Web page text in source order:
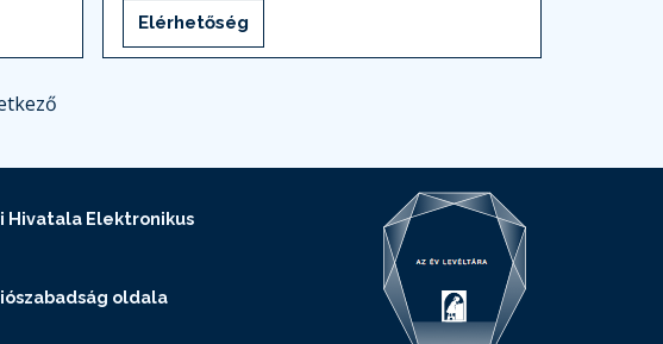
Elérhetőség
Hivatala Elektronikus
oldala